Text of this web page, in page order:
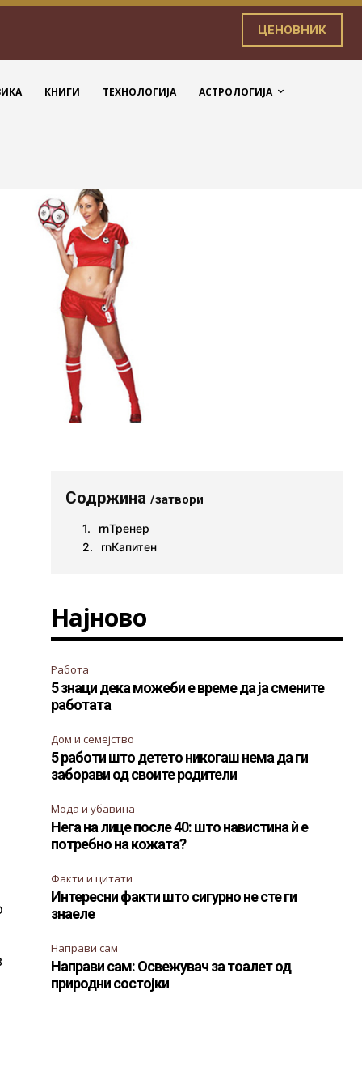
ЦЕНОВНИК
КНИГИ ТЕХНОЛОГИЈА АСТРОЛОГИЈА
Содржина/затвори
rnТренер
rnКапитен
Најново
Работа
5 знаци дека можеби е време да ја смените
работата
Дом и семејство
5 работи што детето никогаш нема да ги
заборави од своите родители
Мода и убавина
Нега на лице после 40: што навистина ѝ е
потребно на кожата?
Факти и цитати
Интересни факти што сигурно не сте ги
знаеле
Направи сам
Направи сам: Освежувач за тоалет од
природни состојки